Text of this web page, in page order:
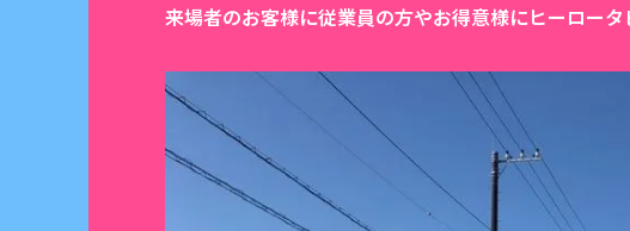
来場者のお客様に従業員の方やお得意様にヒーロー